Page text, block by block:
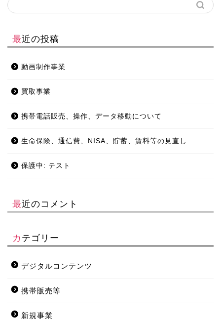
最近の投稿
動画制作事業
買取事業
携帯電話販売、操作、データ移動について
生命保険、通信費、NISA、貯蓄、賃料等の見直し
保護中: テスト
最近のコメント
カテゴリー
デジタルコンテンツ
携帯販売等
新規事業